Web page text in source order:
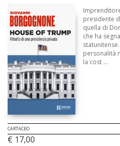
presidente
quella di
che ha
personalità
la cost ...
CARTACEO
€ 17,00